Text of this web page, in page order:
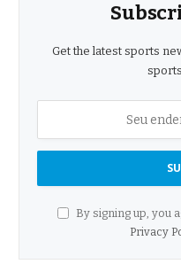
Get the latest sports
By signing up, you
Privacy